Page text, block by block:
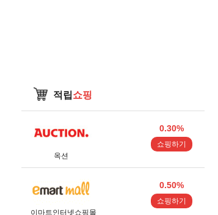
적립쇼핑
옥션
0.30%
쇼핑하기
이마트인터넷쇼핑몰
0.50%
쇼핑하기